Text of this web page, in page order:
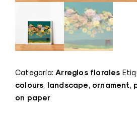
Categoría:Arreglos florales
colours, landscape, ornament,
on paper